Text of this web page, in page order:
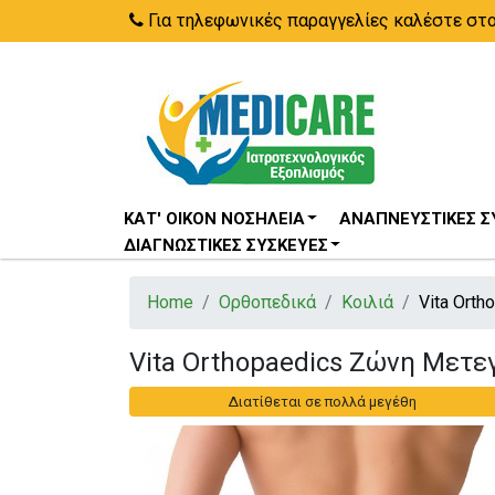
Για τηλεφωνικές παραγγελίες καλέστε
ΚΑΤ' ΟΊΚΟΝ ΝΟΣΗΛΕΊΑ
ΑΝΑΠΝΕΥΣΤΙΚΈΣ
ΔΙΑΓΝΩΣΤΙΚΈΣ ΣΥΣΚΕΥΈΣ
Home Ορθοπεδικά Κοιλιά Vita
Vita Orthopaedics Ζώνη
Διατίθεται σε πολλά μεγέθη